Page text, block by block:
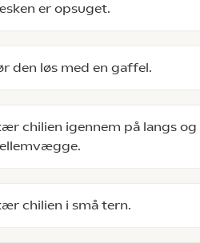
er opsuget.
den løs med en gaffel.
chilien igennem på langs
chilien i små tern.